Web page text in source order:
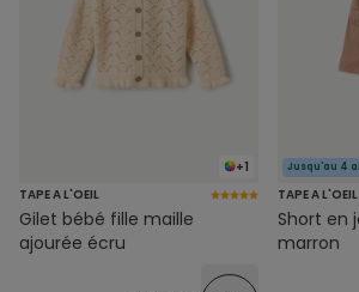
+1
TAPE A L'OEIL
Gilet bébé fille maille
ajourée écru
Jusqu'au 4
TAPE A L'OEIL
Short en
marron